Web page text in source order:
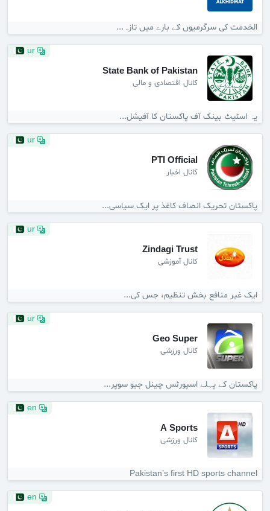
الخدمت کی سرگرمیوں کے بارے میں تازہ...
State Bank of Pakistan
کانال اقتصادی و مالی
یہ اسٹیٹ بینک آف پاکستان کا آفیشل...
PTI Official
کانال اخبار
پاکستان تحریک انصاف کاغذ پر ایک سیاسی...
Zindagi Trust
کانال آموزشی
ایک غیر منافع بخش تنظیم، جس کی...
Geo Super
کانال ورزشی
پاکستان کے پہلے اسپورٹس چینل جیو سوپر...
A Sports
کانال ورزشی
Pakistan’s first HD sports channel